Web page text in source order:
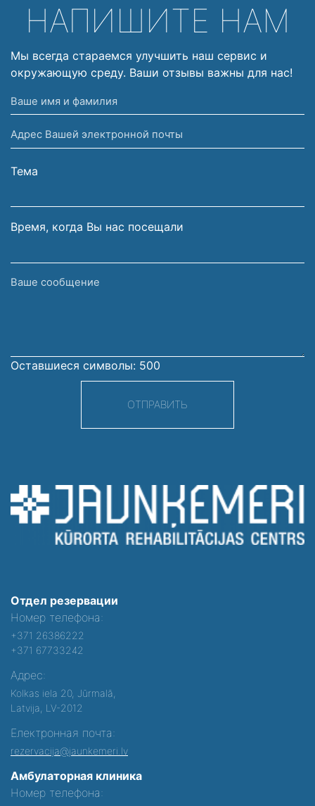
НАПИШИТЕ НАМ
Мы всегда стараемся улучшить наш сервис и
окружающую среду. Ваши отзывы важны для нас!
Ваше
имя
и
фамилия
Адрес
Вашей
электронной
Тема
Время, когда Вы нас посещали
Ваше
Оставшиеся символы: 500
ОТПРАВИТЬ
Отдел резервации
Номер телефона:
+371 26386222
+371 67733242
Адрес:
Kolkas iela 20, Jūrmalā,
Latvija, LV-2012
Електронная почта:
rezervacija@jaunkemeri.lv
Амбулаторная клиника
Номер телефона: